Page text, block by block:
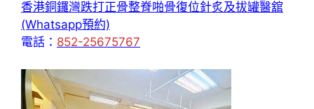
香港銅鑼灣跌打正骨整脊啪骨復位針炙及拔罐醫舘
(Whatsapp預約)
電話： 852-25675767